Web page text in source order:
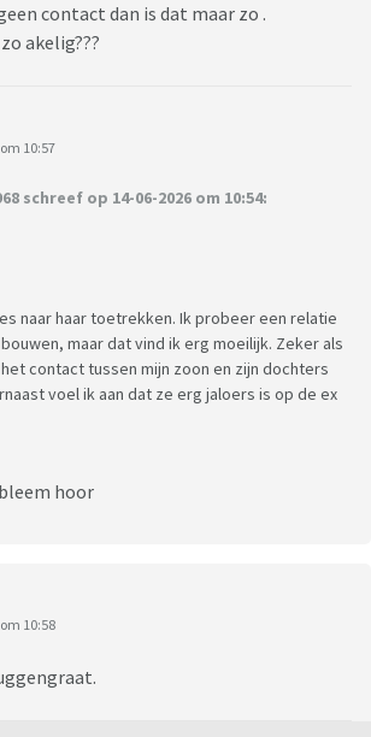
contact dan is dat maar zo .
akelig???
10:57
schreef op 14-06-2026 om 10:54:
naar haar toetrekken. Ik probeer een relatie
maar dat vind ik erg moeilijk. Zeker als
contact tussen mijn zoon en zijn dochters
voel ik aan dat ze erg jaloers is op de ex
hoor
10:58